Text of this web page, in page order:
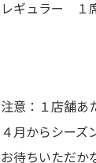
レギュラー １
注意：１店舗あ
４月からシーズ
お待ちいただか